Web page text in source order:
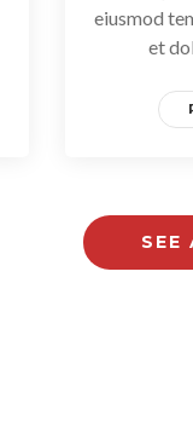
eiusmod
et
SEE